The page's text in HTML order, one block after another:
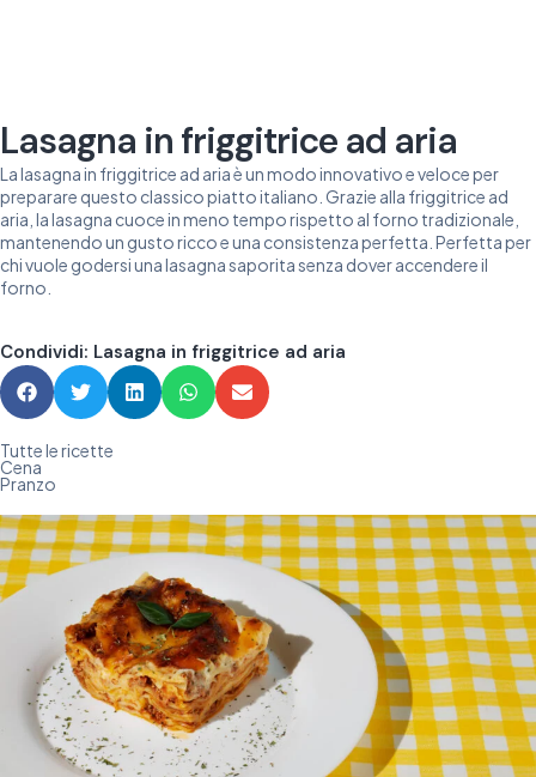
Lasagna in friggitrice ad aria
La lasagna in friggitrice ad aria è un modo innovativo e veloce per
preparare questo classico piatto italiano. Grazie alla friggitrice ad
aria, la lasagna cuoce in meno tempo rispetto al forno tradizionale,
mantenendo un gusto ricco e una consistenza perfetta. Perfetta per
chi vuole godersi una lasagna saporita senza dover accendere il
forno.
Condividi: Lasagna in friggitrice ad aria
Tutte le ricette
Cena
Pranzo